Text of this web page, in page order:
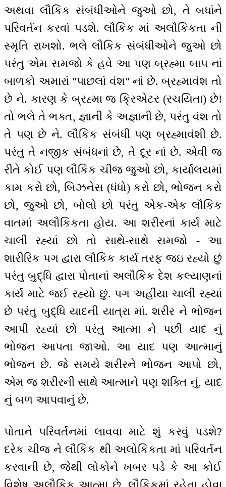
અથવા લૌકિક સંબંધીઓને જુઓ છો, તે બધાંને
પરિવર્તન કરવાં પડશે. લૌકિક માં અલૌકિકતા ની
સ્મૃતિ રાખશો. ભલે લૌકિક સંબંધીઓને જુઓ છો
પરંતુ એમ સમજો કે હવે આ પણ બ્રહ્મા બાપ નાં
બાળકો અમારાં "પાછલાં વંશ" નાં છે. બ્રહ્માવંશ તો
છે ને. કારણ કે બ્રહ્મા જ ક્રિએટર (રચયિતા) છે!
તો ભલે તે ભક્ત, જ્ઞાની કે અજ્ઞાની છે, પરંતુ વંશ તો
તે પણ છે ને. લૌકિક સંબંધી પણ બ્રહ્માવંશી છે.
પરંતુ તે નજીક સંબંધનાં છે, તે દૂર નાં છે. એવી જ
રીતે કોઈ પણ લૌકિક ચીજ જુઓ છો, કાર્યાલયમાં
કામ કરો છો, બિઝનેસ (ધંધો) કરો છો, ભોજન કરો
છો, જુઓ છો, બોલો છો પરંતુ એક-એક લૌકિક
વાતમાં અલૌકિકતા હોય. આ શરીરનાં કાર્ય માટે
ચાલી રહ્યાં છો તો સાથે-સાથે સમજો - આ
શારીરિક પગ દ્વારા લૌકિક કાર્ય તરફ જઇ રહ્યો છું
પરંતુ બુદ્ધિ દ્વારા પોતાનાં અલૌકિક દેશ કલ્યાણનાં
કાર્ય માટે જઈ રહ્યો છું. પગ અહીંયા ચાલી રહ્યાં
છે પરંતુ બુદ્ધિ યાદની યાત્રા માં. શરીર ને ભોજન
આપી રહ્યાં છો પરંતુ આત્મા ને પછી યાદ નું
ભોજન આપતા જાઓ. આ યાદ પણ આત્માનું
ભોજન છે. જે સમયે શરીરને ભોજન આપો છો,
એમ જ શરીરની સાથે આત્માને પણ શક્તિ નું, યાદ
નું બળ આપવાનું છે.
પોતાને પરિવર્તનમાં લાવવા માટે શું કરવું પડશે?
દરેક ચીજ ને લૌકિક થી અલોકિકતા માં પરિવર્તન
કરવાની છે, જેથી લોકોને ખબર પડે કે આ કોઈ